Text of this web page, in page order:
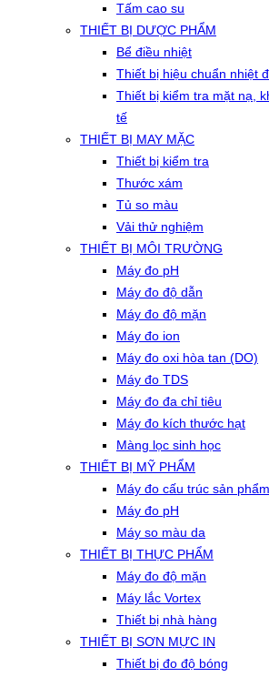
Tấm cao su
THIẾT BỊ DƯỢC PHẨM
Bể điều nhiệt
Thiết bị hiệu chuẩn nhiệt
Thiết bị kiểm tra mặt nạ,
tế
THIẾT BỊ MAY MẶC
Thiết bị kiểm tra
Thước xám
Tủ so màu
Vải thử nghiệm
THIẾT BỊ MÔI TRƯỜNG
Máy đo pH
Máy đo độ dẫn
Máy đo độ mặn
Máy đo ion
Máy đo oxi hòa tan (DO)
Máy đo TDS
Máy đo đa chỉ tiêu
Máy đo kích thước hạt
Màng lọc sinh học
THIẾT BỊ MỸ PHẨM
Máy đo cấu trúc sản phẩm
Máy đo pH
Máy so màu da
THIẾT BỊ THỰC PHẨM
Máy đo độ mặn
Máy lắc Vortex
Thiết bị nhà hàng
THIẾT BỊ SƠN MỰC IN
Thiết bị đo độ bóng